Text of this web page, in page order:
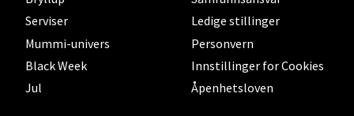
Serviser
Mummi-univers
Black Week
Jul
Ledige stillinger
Personvern
Innstillinger for Cookies
Åpenhetsloven
Leirvik - Stord
Torgbakken 2, 5401 Stord